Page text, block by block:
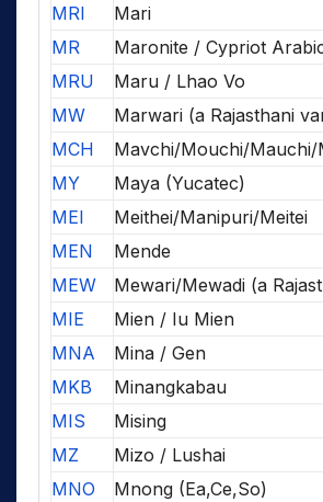
MRI
Mari
MR
Maronite / Cypriot
MRU
Maru / Lhao Vo
MW
Marwari (a Rajasthani
MCH
Mavchi/Mouchi/Mauchi/
MY
Maya (Yucatec)
MEI
Meithei/Manipuri/Meitei
MEN
Mende
MEW
Mewari/Mewadi (a
MIE
Mien / Iu Mien
MNA
Mina / Gen
MKB
Minangkabau
MIS
Mising
MZ
Mizo / Lushai
MNO
Mnong (Ea,Ce,So)